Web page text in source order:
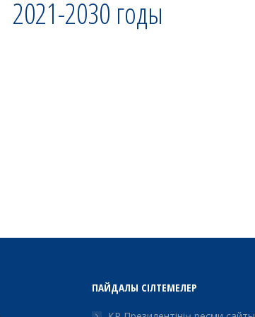
2021-2030 годы
ПАЙДАЛЫ СІЛТЕМЕЛЕР